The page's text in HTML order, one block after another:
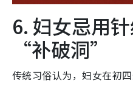
6. 妇女忌用
“补破洞”
传统习俗认为，妇女在初